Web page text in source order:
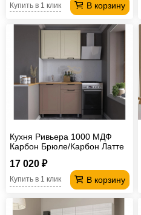
В корзину
Купить в 1 клик
Кухня Ривьера 1000 МДФ
Карбон Брюле/Карбон Латте
17 020 ₽
В корзину
Купить в 1 клик